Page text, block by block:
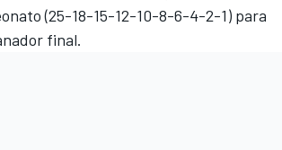
(25-18-15-12-10-8-6-4-2-1) para
final.